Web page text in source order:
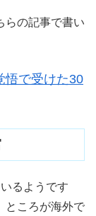
らの記事で書い
悟で受けた30
るようです
ところが海外で